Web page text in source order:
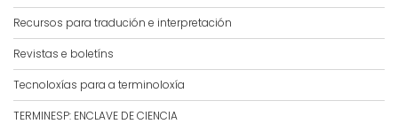
Recursos para tradución e interpretación
Revistas e boletíns
Tecnoloxías para a terminoloxía
TERMINESP: ENCLAVE DE CIENCIA